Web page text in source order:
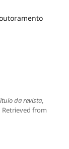
da revista,
from